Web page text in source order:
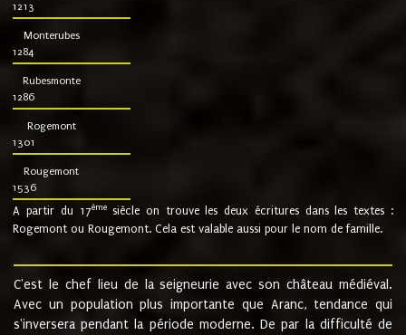
1213
Monterubes
1284
Rubesmonte
1286
Rogemont
1301
Rougemont
1536
A partir du 17ème siècle on trouve les deux écritures dans les textes :
Rogemont ou Rougemont. Cela est valable aussi pour le nom de famille.
C'est le chef lieu de la seigneurie avec son château médiéval.
Avec un population plus importante que Aranc, tendance qui
s'inversera pendant la période moderne. De par la difficulté de